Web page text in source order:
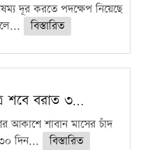
দূর করতে পদক্ষেপ নিয়েছে
বিস্তারিত
শবে বরাত ৩…
আকাশে শাবান মাসের চাঁদ
দিন...
বিস্তারিত